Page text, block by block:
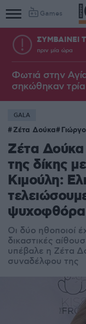
Games
ΣΥΜΒΑΙΝΕΙ
πριν μία ώρα
Φωτιά στην
σηκώθηκαν
GALA
Ζέτα Δούκα
Ζέτα
της δίκης
Κιμούλη:
ψυχοφθόρα
Οι δύο ηθοποιοί
δικαστικές
υπέβαλε η Ζέτα
συναδέλφου της